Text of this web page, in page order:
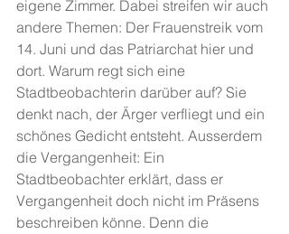
eigene Zimmer. Dabei streifen wir auch
andere Themen: Der Frauenstreik vom
14. Juni und das Patriarchat hier und
dort. Warum regt sich eine
Stadtbeobachterin darüber auf? Sie
denkt nach, der Ärger verfliegt und ein
schönes Gedicht entsteht. Ausserdem
die Vergangenheit: Ein
Stadtbeobachter erklärt, dass er
Vergangenheit doch nicht im Präsens
beschreiben könne. Denn die